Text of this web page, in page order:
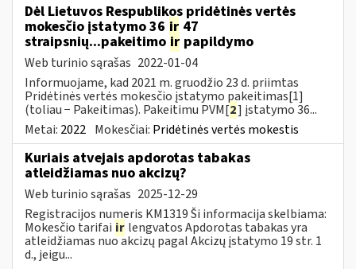
Dėl Lietuvos Respublikos pridėtinės vertės
mokesčio įstatymo 36 ir 47
straipsnių...pakeitimo ir papildymo
Web turinio sąrašas 2022-01-04
Informuojame, kad 2021 m. gruodžio 23 d. priimtas
Pridėtinės vertės mokesčio įstatymo pakeitimas[1]
(toliau − Pakeitimas). Pakeitimu PVM[2] įstatymo 36...
Metai: 2022 Mokesčiai: Pridėtinės vertės mokestis
Kuriais atvejais apdorotas tabakas
atleidžiamas nuo akcizų?
Web turinio sąrašas 2025-12-29
Registracijos numeris KM1319 Ši informacija skelbiama:
Mokesčio tarifai ir lengvatos Apdorotas tabakas yra
atleidžiamas nuo akcizų pagal Akcizų įstatymo 19 str. 1
d., jeigu...